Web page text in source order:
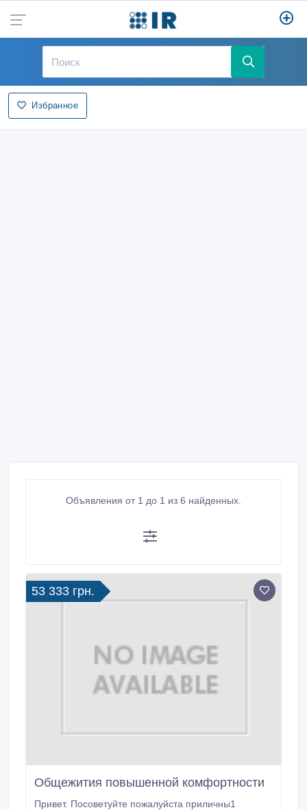
Избранное
Объявления от 1 до 1 из 6 найденных.
53 333 грн.
Общежития повышенной комфортности
Привет. Посоветуйте пожалуйста приличны1